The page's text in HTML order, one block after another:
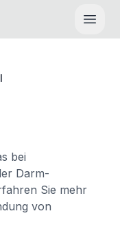
bei
Darm-
Sie mehr
von